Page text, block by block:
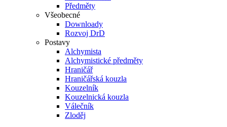
Předměty
Všeobecné
Downloady
Rozvoj DrD
Postavy
Alchymista
Alchymistické předměty
Hraničář
Hraničářská kouzla
Kouzelník
Kouzelnická kouzla
Válečník
Zloděj